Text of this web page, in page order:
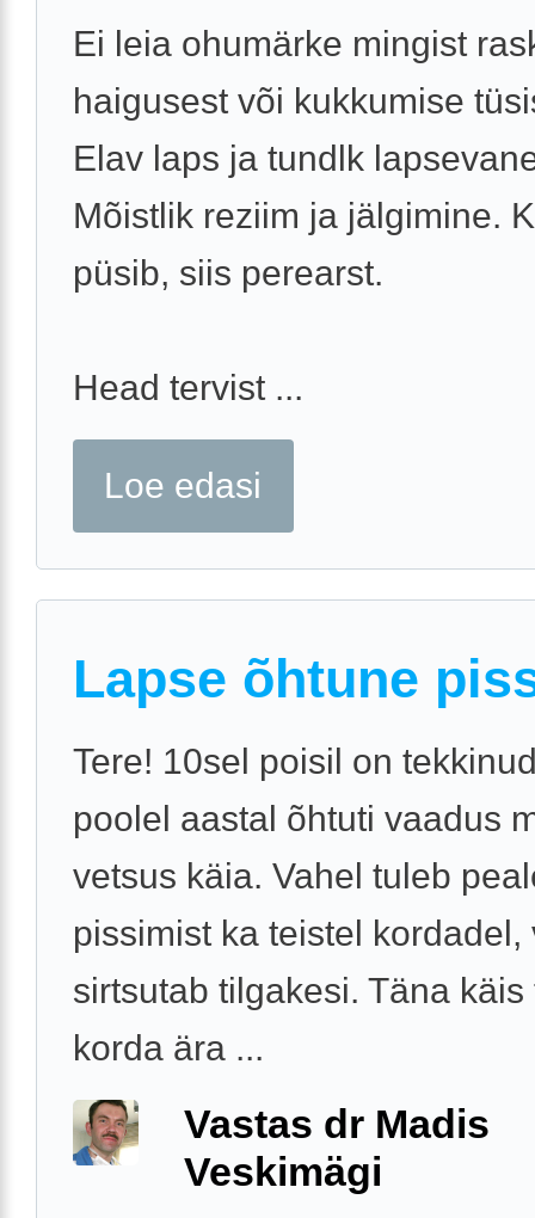
Ei leia ohumärke mingist
haigusest või kukkumise
Elav laps ja tundlk
Mõistlik reziim ja jälgimine.
püsib, siis perearst.
Head tervist ...
Loe edasi
Lapse õhtune
Tere! 10sel poisil on
poolel aastal õhtuti vaadus
vetsus käia. Vahel tuleb
pissimist ka teistel kordadel,
sirtsutab tilgakesi. Täna käis
korda ära ...
Vastas dr Madis
Veskimägi